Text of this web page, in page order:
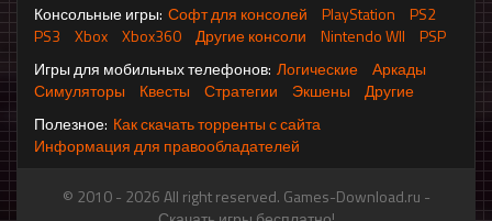
Консольные игры: Софт для консолей PlayStation
PS2
PS3
Xbox Xbox360 Другие консоли Nintendo WII
PSP
Игры для мобильных телефонов: Логические
Аркады
Симуляторы
Квесты Стратегии Экшены
Другие
Полезное: Как скачать торренты с сайта
Информация для правообладателей
© 2010 - 2026 All right reserved. Games-Download.ru -